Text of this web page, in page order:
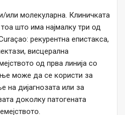
или молекуларна. Клиничката
што има најмалку три од
рекурентна епистакса,
висцерална
од прва линија со
може да се користи за
на дијагнозата или за
доколку патогената